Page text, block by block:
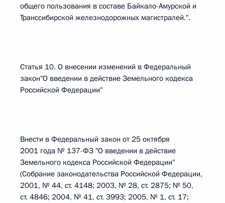
общего пользования в составе Байкало-Амурской и
Транссибирской железнодорожных магистралей.".
Статья 10. О внесении изменений в Федеральный
закон"О введении в действие Земельного кодекса
Российской Федерации"
Внести в Федеральный закон от 25 октября
2001 года № 137-ФЗ "О введении в действие
Земельного кодекса Российской Федерации"
(Собрание законодательства Российской Федерации,
2001, № 44, ст. 4148; 2003, № 28, ст. 2875; № 50,
ст. 4846; 2004, № 41, ст. 3993; 2005, № 1, ст. 17;